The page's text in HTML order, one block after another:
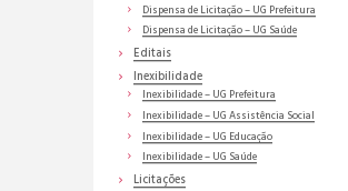
Dispensa de Licitação – UG Prefeitura
Dispensa de Licitação – UG Saúde
Editais
Inexibilidade
Inexibilidade – UG Prefeitura
Inexibilidade – UG Assistência Social
Inexibilidade – UG Educação
Inexibilidade – UG Saúde
Licitações